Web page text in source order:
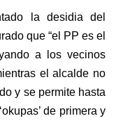
la desidia del
que “el PP es el
a los vecinos
el alcalde no
y se permite hasta
de primera y